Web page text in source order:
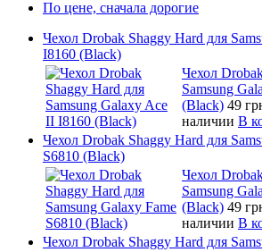
По цене, сначала дорогие
Чехол Drobak Shaggy Hard для
I8160 (Black)
Чехол
Samsung
(Black) 49
наличии В
Чехол Drobak Shaggy Hard для
S6810 (Black)
Чехол
Samsung
(Black) 49
наличии В
Чехол Drobak Shaggy Hard для